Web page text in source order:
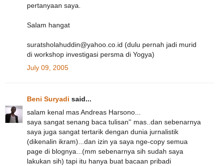
pertanyaan saya.
Salam hangat
suratsholahuddin@yahoo.co.id (dulu pernah jadi murid
di workshop investigasi persma di Yogya)
July 09, 2005
Beni Suryadi said...
salam kenal mas Andreas Harsono...
saya sangat senang baca tulisan'' mas..dan sebenarnya
saya juga sangat tertarik dengan dunia jurnalistik
(dikenalin ikram)...dan izin ya saya nge-copy semua
page di blognya...(mm sebenarnya sih sudah saya
lakukan sih) tapi itu hanya buat bacaan pribadi